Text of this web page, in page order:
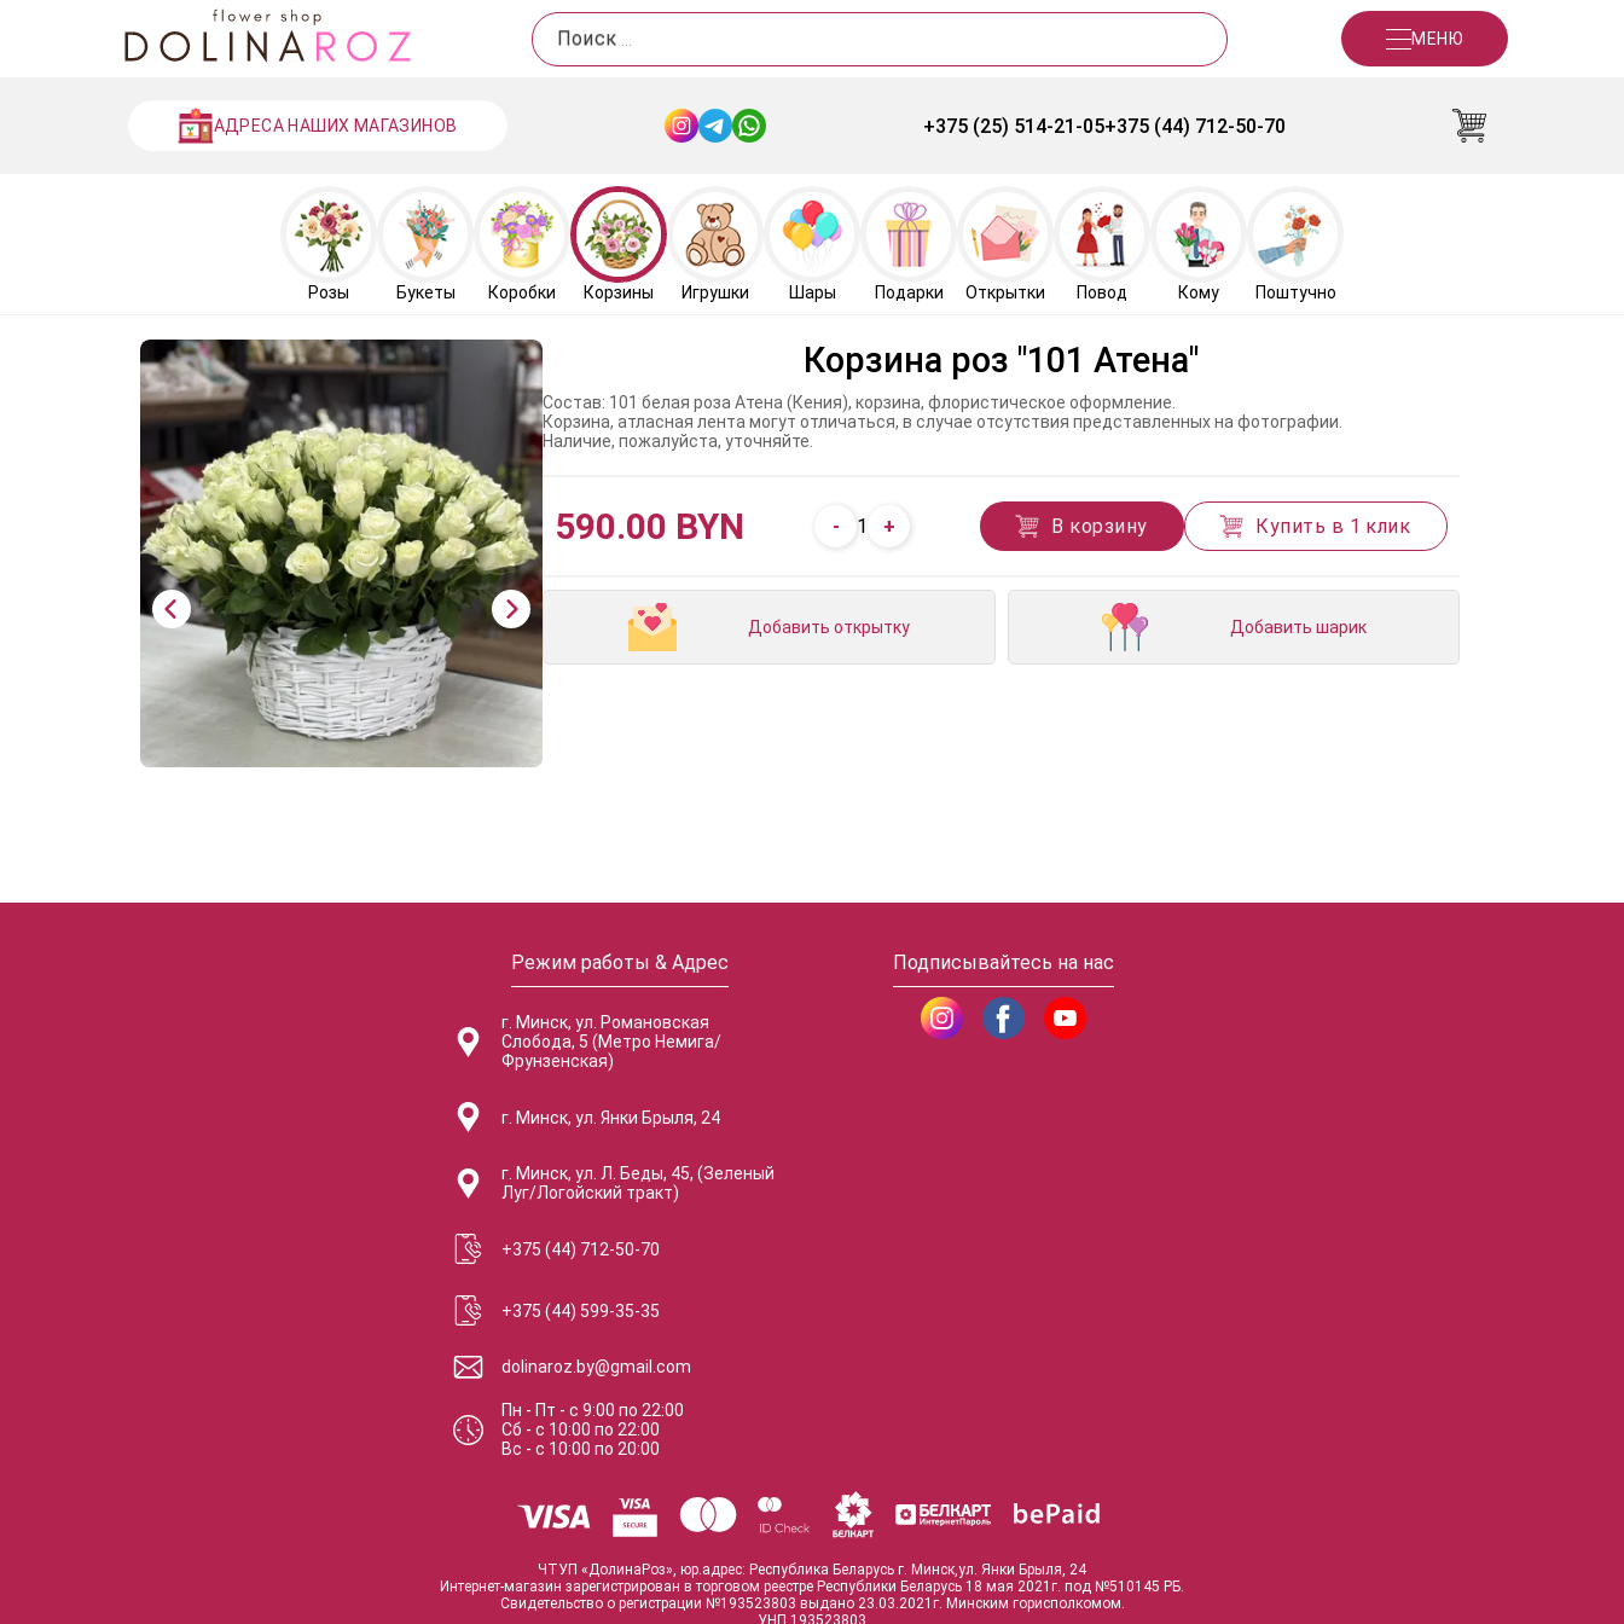
Поиск МЕНЮ
АДРЕСА НАШИХ МАГАЗИНОВ +375 (25) 514-21-05+375 (44) 712-50-70
Розы Букеты Коробки Корзины Игрушки Шары Подарки Открытки Повод Кому Поштучно
Корзина роз "101 Атена"
Состав: 101 белая роза Атена (Кения), корзина, флористическое оформление.
Корзина, атласная лента могут отличаться, в случае отсутствия представленных на фотографии.
Наличие, пожалуйста, уточняйте.
590.00 BYN - 1 + В корзину Купить в 1 клик
Добавить открытку Добавить шарик
Режим работы & Адрес
г. Минск, ул. Романовская
Слобода, 5 (Метро Немига/
Фрунзенская)
г. Минск, ул. Янки Брыля, 24
г. Минск, ул. Л. Беды, 45, (Зеленый
Луг/Логойский тракт)
+375 (44) 712-50-70
+375 (44) 599-35-35
dolinaroz.by@gmail.com
Пн - Пт -с 9:00по 22:00
Сб -с 10:00по 22:00
Вс -с 10:00по 20:00
Подписывайтесь на нас
ЧТУП «ДолинаРоз», юр.адрес: Республика Беларусь г. Минск,ул. Янки Брыля, 24
Интернет-магазин зарегистрирован в торговом реестре Республики Беларусь 18 мая 2021г. под №510145 РБ.
Свидетельство о регистрации №193523803 выдано 23.03.2021г. Минским горисполкомом.
УНП 193523803